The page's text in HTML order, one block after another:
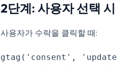
2단계: 사용자 선택
사용자가 수락을 클릭할 때:
gtag('consent',